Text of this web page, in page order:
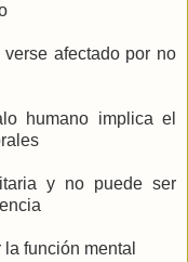
afectado por no
humano implica el
y no puede ser
función mental